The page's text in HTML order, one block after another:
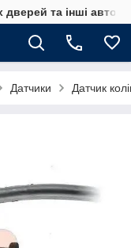
та інші
Датчики Датчик